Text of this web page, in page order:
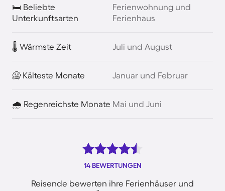
🛏️ Beliebte
Unterkunftsarten
Ferienwohnung und
Ferienhaus
🌡️ Wärmste Zeit Juli und August
🥶 Kälteste Monate Januar und Februar
🌧️ Regenreichste Monate Mai und Juni
14 BEWERTUNGEN
Reisende bewerten ihre Ferienhäuser und